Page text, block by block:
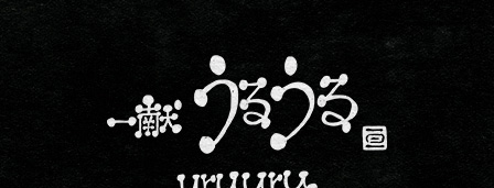
京都・五条でおいしい地酒が飲
める「一献うるうる」のブロ
京都・五条烏丸の町屋居酒屋「一献う
るうる」からのお知らせ